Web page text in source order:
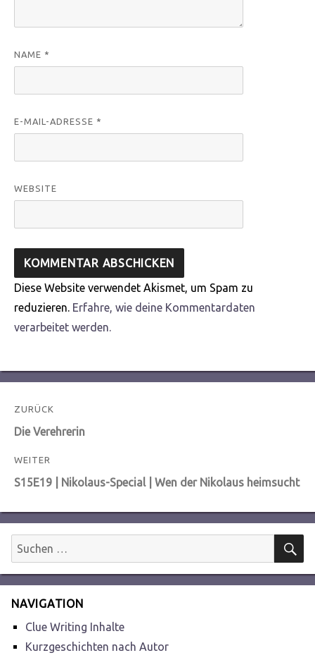
NAME *
E-MAIL-ADRESSE *
WEBSITE
Diese Website verwendet Akismet, um Spam zu
reduzieren. Erfahre, wie deine Kommentardaten
verarbeitet werden.
Beitragsnavigation
ZURÜCK
Vorheriger
Die Verehrerin
WEITER
Nächster
S15E19 | Nikolaus-Special | Wen der Nikolaus heimsucht
Suchen
nach:
NAVIGATION
Clue Writing Inhalte
Kurzgeschichten nach Autor